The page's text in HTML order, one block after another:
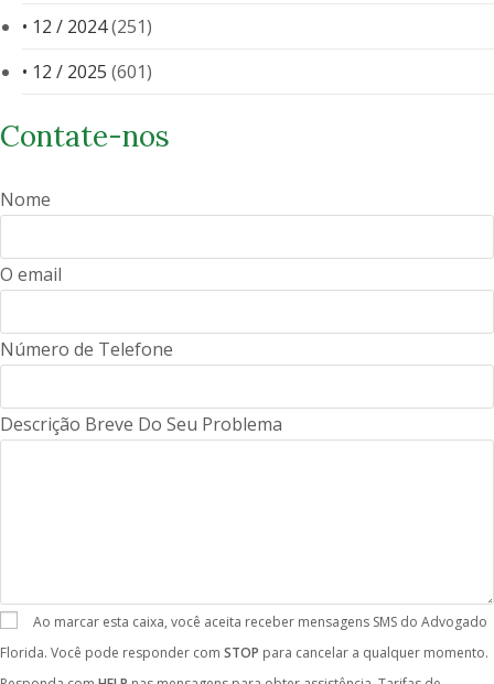
• 12 / 2024(251)
• 12 / 2025 (601)
Contate-nos
Nome
O email
Número de Telefone
Descrição Breve Do Seu Problema
Ao marcar esta caixa, você aceita receber mensagens SMS do Advogado
Florida. Você pode responder com STOP para cancelar a qualquer momento.